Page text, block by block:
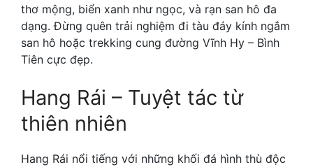
thơ mộng, biển xanh như ngọc, và rạn san hô đa
dạng. Đừng quên trải nghiệm đi tàu đáy kính ngắm
san hô hoặc trekking cung đường Vĩnh Hy – Bình
Tiên cực đẹp.
Hang Rái – Tuyệt tác từ
thiên nhiên
Hang Rái nổi tiếng với những khối đá hình thù độc